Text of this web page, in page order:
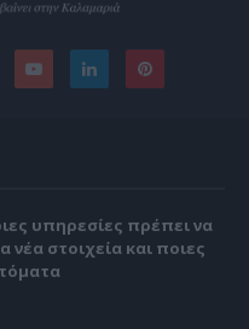
υπηρεσίες πρέπει να
νέα στοιχεία και ποιες